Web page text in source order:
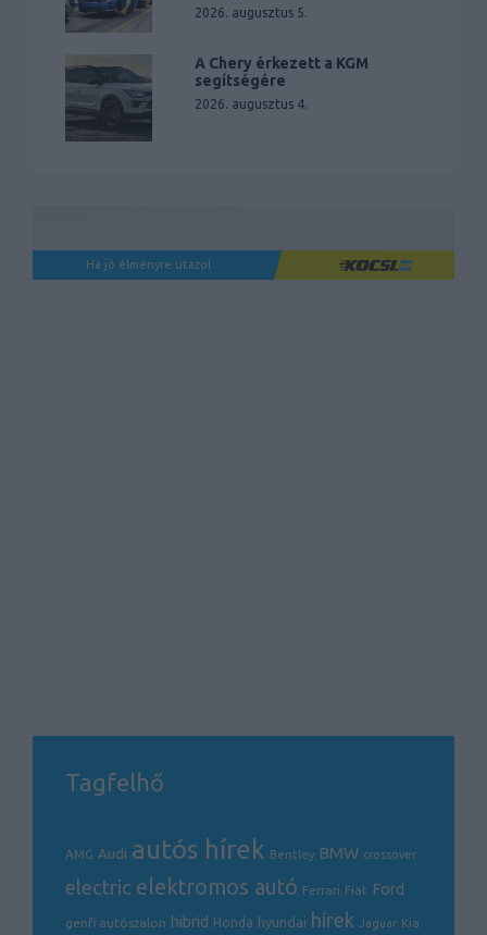
2026. augusztus 5.
A Chery érkezett a KGM
segítségére
2026. augusztus 4.
Ha jó élményre utazol
Tagfelhő
AMG Audi autós hírek Bentley BMW crossover
electric elektromos autó Ferrari Fiat Ford
genfi autószalon hibrid Honda hyundai hírek Jaguar Kia